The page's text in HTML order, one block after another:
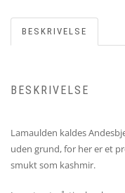
BESKRIVELSE
BESKRIVELSE
Lamaulden kaldes
uden grund, for her er et
smukt som kashmir.